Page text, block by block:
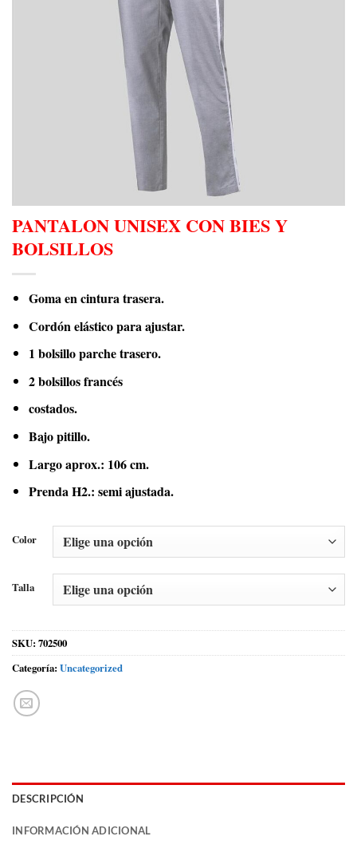
PANTALON UNISEX CON BIES Y
BOLSILLOS
Goma en cintura trasera.
Cordón elástico para ajustar.
1 bolsillo parche trasero.
2 bolsillos francés
costados.
Bajo pitillo.
Largo aprox.: 106 cm.
Prenda H2.: semi ajustada.
Color
Talla
SKU: 702500
Categoría: Uncategorized
DESCRIPCIÓN
INFORMACIÓN ADICIONAL